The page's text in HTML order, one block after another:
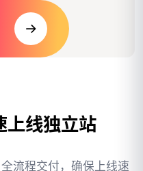
上线独立站
流程交付，确保上线速